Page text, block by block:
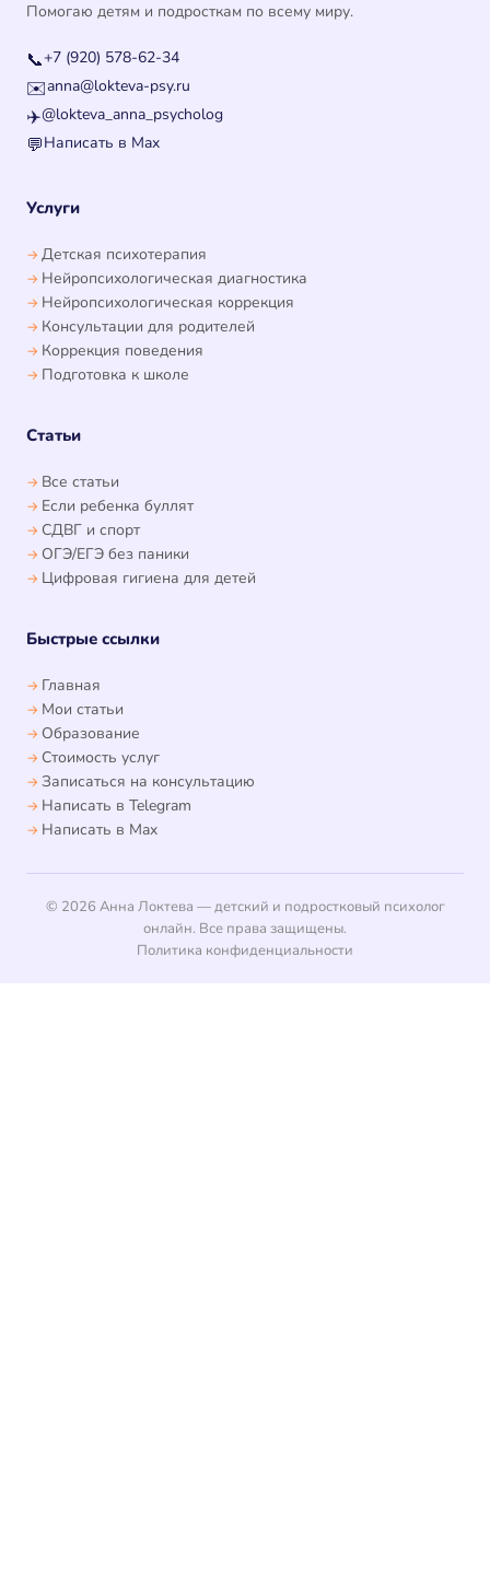
Помогаю детям и подросткам по всему миру.
📞+7 (920) 578-62-34
✉️anna@lokteva-psy.ru
✈️@lokteva_anna_psycholog
💬Написать в Max
Услуги
Детская психотерапия
Нейропсихологическая диагностика
Нейропсихологическая коррекция
Консультации для родителей
Коррекция поведения
Подготовка к школе
Статьи
Все статьи
Если ребенка буллят
СДВГ и спорт
ОГЭ/ЕГЭ без паники
Цифровая гигиена для детей
Быстрые ссылки
Главная
Мои статьи
Образование
Стоимость услуг
Записаться на консультацию
Написать в Telegram
Написать в Max
© 2026 Анна Локтева — детский и подростковый психолог
онлайн. Все права защищены.
Политика конфиденциальности